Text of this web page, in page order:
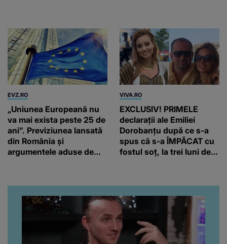
EVZ.RO
„Uniunea Europeană nu
va mai exista peste 25 de
ani”. Previziunea lansată
din România și
argumentele aduse de
VIVA.RO
EXCLUSIV! PRIMELE
declarații ale Emiliei
Dorobanțu după ce s-a
spus că s-a ÎMPĂCAT cu
fostul soț, la trei luni de
artistă i-a lăsat MASCĂ
pe toți. De data aceasta,
chiar a rupt tăcerea:
”Poate că aveam să ne
spunem, să ne...”